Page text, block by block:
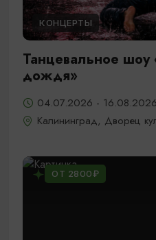
КОНЦЕРТЫ
Танцевальное шоу
дождя»
04.07.2026 -
Калининград, Дворец
ОТ 2800₽